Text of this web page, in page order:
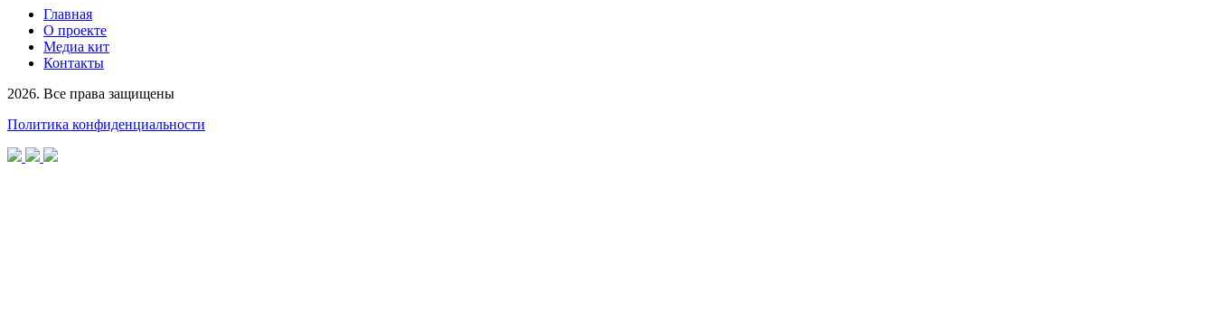
Главная
О проекте
Медиа кит
Контакты
2026. Все права защищены
Политика конфиденциальности